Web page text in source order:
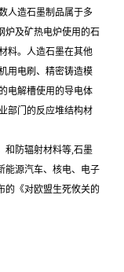
人造石墨制品属于多
炉及矿热电炉使用的石
料。人造石墨在其他
用电刷、精密铸造模
电解槽使用的导电体
部门的反应堆结构材
和防辐射材料等,石墨
能源汽车、核电、电子
的《对欧盟生死攸关的